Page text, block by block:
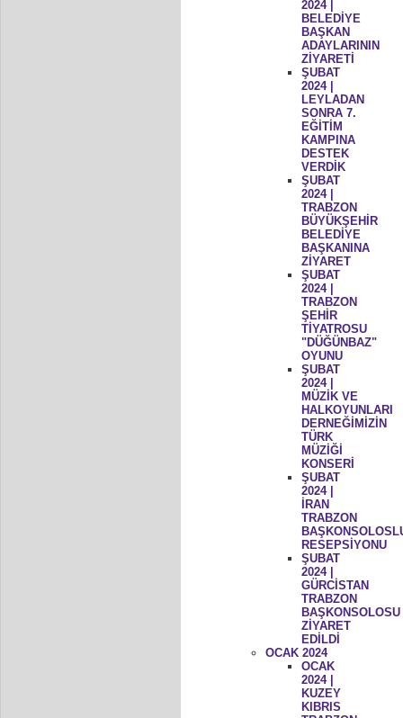
2024 |
BELEDİYE
BAŞKAN
ADAYLARININ
ZİYARETİ
ŞUBAT
2024 |
LEYLADAN
SONRA 7.
EĞİTİM
KAMPINA
DESTEK
VERDİK
ŞUBAT
2024 |
TRABZON
BÜYÜKŞEHİR
BELEDİYE
BAŞKANINA
ZİYARET
ŞUBAT
2024 |
TRABZON
ŞEHİR
TİYATROSU
"DÜĞÜNBAZ"
OYUNU
ŞUBAT
2024 |
MÜZİK VE
HALKOYUNLARI
DERNEĞİMİZİN
TÜRK
MÜZİĞİ
KONSERİ
ŞUBAT
2024 |
İRAN
TRABZON
RESEPSİYONU
ŞUBAT
2024 |
GÜRCİSTAN
TRABZON
BAŞKONSOLOSU
ZİYARET
EDİLDİ
OCAK 2024
OCAK
2024 |
KUZEY
KIBRIS